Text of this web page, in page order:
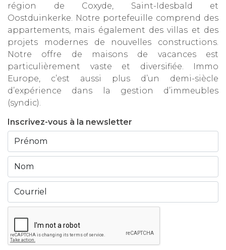
région de Coxyde, Saint-Idesbald et
Oostduinkerke. Notre portefeuille comprend des
appartements, mais également des villas et des
projets modernes de nouvelles constructions.
Notre offre de maisons de vacances est
particulièrement vaste et diversifiée. Immo
Europe, c’est aussi plus d’un demi-siècle
d’expérience dans la gestion d’immeubles
(syndic).
Inscrivez-vous à la newsletter